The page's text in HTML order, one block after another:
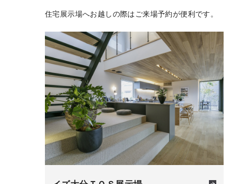
住宅展示場へお越しの際はご来場予約が便利です。